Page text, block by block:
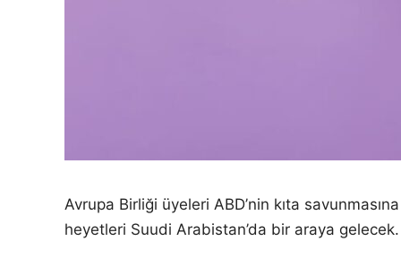
Avrupa Birliği üyeleri ABD’nin kıta
heyetleri Suudi Arabistan’da bir araya gelecek.